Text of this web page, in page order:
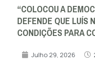
“COLOCOU A
DEFENDE QUE LUÍS
CONDIÇÕES PARA
Julho 29, 2026